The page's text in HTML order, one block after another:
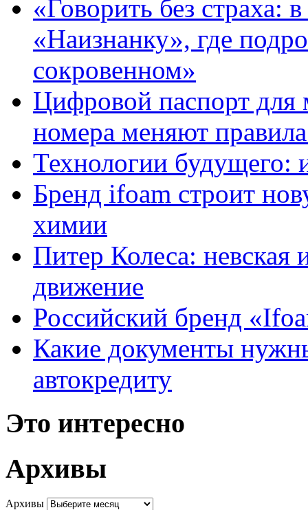
«Говорить без страха:
«Наизнанку», где
сокровенном»
Цифровой паспорт для
номера меняют
Технологии будущего:
Бренд ifoam строит
химии
Питер Колеса: невская
движение
Российский бренд
Какие документы
автокредиту
Это интересно
Архивы
Архивы